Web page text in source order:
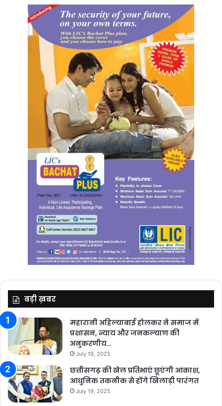
बड़ी ख़बर
महारानी अहिल्याबाई होलकर ने समाज में
प्रशासन, न्याय और जनकल्याण की
अनुकरणीय…
July 19, 2025
छत्तीसगढ़ की खेल प्रतिभाएं छूएंगी आकाश,
आधुनिक तकनीक से होंगे खिलाड़ी पारंगत
July 19, 2025